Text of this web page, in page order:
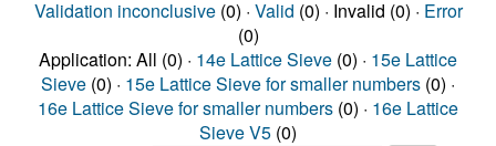
Validation inconclusive(0) · Valid (0) · Invalid (0) · Error
(0)
Application: All (0) · 14e Lattice Sieve (0) · 15e Lattice
Sieve (0) · 15e Lattice Sieve for smaller numbers (0) ·
16e Lattice Sieve for smaller numbers (0) · 16e Lattice
Sieve V5 (0)